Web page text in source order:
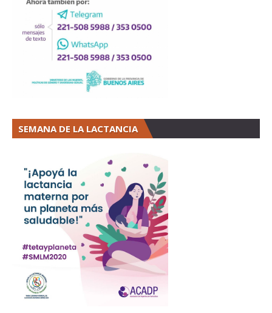
SEMANA DE LA LACTANCIA